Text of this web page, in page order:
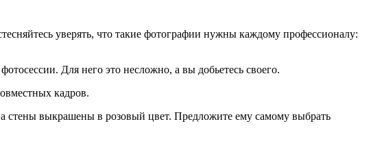
уверять, что такие фотографии нужны каждому профессионалу:
Для него это несложно, а вы добьетесь своего.
кадров.
стены выкрашены в розовый цвет. Предложите ему самому выбрать